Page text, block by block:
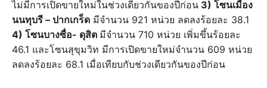
ไม่มีการเปิดขายใหม่ในช่วงเดียวกันของปีก่อน 3) โซนเมือง
นนทุบรี – ปากเกร็ด มีจำนวน 921 หน่วย ลดลงร้อยละ 38.1
4) โซนบางซื่อ- ดุสิต มีจำนวน 710 หน่วย เพิ่มขึ้นร้อยละ
46.1 และโซนสุขุมวิท มีการเปิดขายใหม่จำนวน 609 หน่วย
ลดลงร้อยละ 68.1 เมื่อเทียบกับช่วงเดียวกันของปีก่อน